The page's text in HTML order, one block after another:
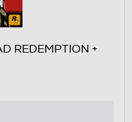
REDEMPTION +